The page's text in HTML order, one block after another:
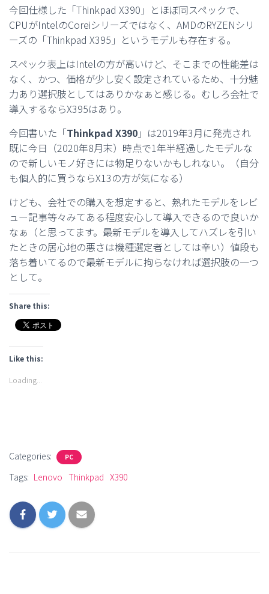
今回仕様した「Thinkpad X390」とほぼ同スペックで、
CPUがIntelのCoreiシリーズではなく、AMDのRYZENシリ
ーズの「Thinkpad X395」というモデルも存在する。
スペック表上はIntelの方が高いけど、そこまでの性能差は
なく、かつ、価格が少し安く設定されているため、十分魅
力あり選択肢としてはありかなぁと感じる。むしろ会社で
導入するならX395はあり。
今回書いた「Thinkpad X390 」は2019年3月に発売され
既に今日（2020年8月末）時点で1年半経過したモデルな
ので新しいモノ好きには物足りないかもしれない。（自分
も個人的に買うならX13の方が気になる）
けども、会社での購入を想定すると、熟れたモデルをレビ
ュー記事等々みてある程度安心して導入できるので良いか
なぁ（と思ってます。最新モデルを導入してハズレを引い
たときの居心地の悪さは機種選定者としては辛い）値段も
落ち着いてるので最新モデルに拘らなければ選択肢の一つ
として。
Share this:
Like this:
Loading...
Categories: PC
Tags: Lenovo Thinkpad X390